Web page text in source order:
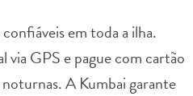
em toda a ilha.
via GPS e pague com cartão
A Kumbai garante